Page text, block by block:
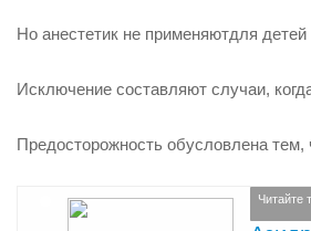
Но анестетик не применяютдля
Исключение составляют случаи,
Предосторожность обусловлена тем,
Читайте